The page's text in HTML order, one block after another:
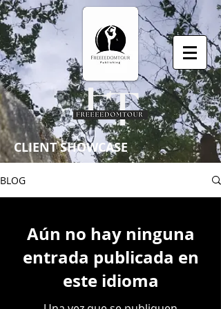
CLIENT SHOWCASE
BLOG
Aún no hay ninguna
entrada publicada en
este idioma